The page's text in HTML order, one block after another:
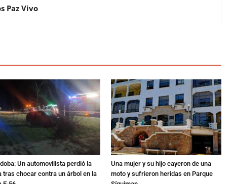
Paz Vivo
Un automovilista perdió la
tras chocar contra un árbol en la
Una mujer y su hijo cayeron de una
moto y sufrieron heridas en Parque